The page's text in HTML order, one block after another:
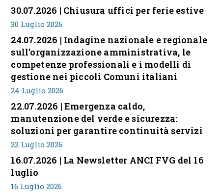
30.07.2026 | Chiusura uffici per ferie estive
30 Luglio 2026
24.07.2026 | Indagine nazionale e regionale
sull’organizzazione amministrativa, le
competenze professionali e i modelli di
gestione nei piccoli Comuni italiani
24 Luglio 2026
22.07.2026 | Emergenza caldo,
manutenzione del verde e sicurezza:
soluzioni per garantire continuità servizi
22 Luglio 2026
16.07.2026 | La Newsletter ANCI FVG del 16
luglio
16 Luglio 2026